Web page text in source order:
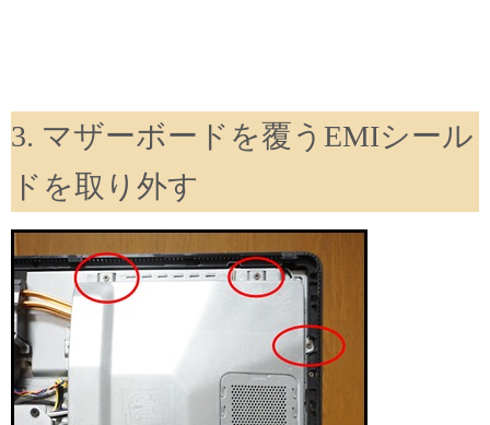
3. マザーボードを覆うEMIシール
ドを取り外す